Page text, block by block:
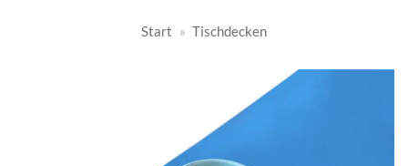
Start » Tischdecken